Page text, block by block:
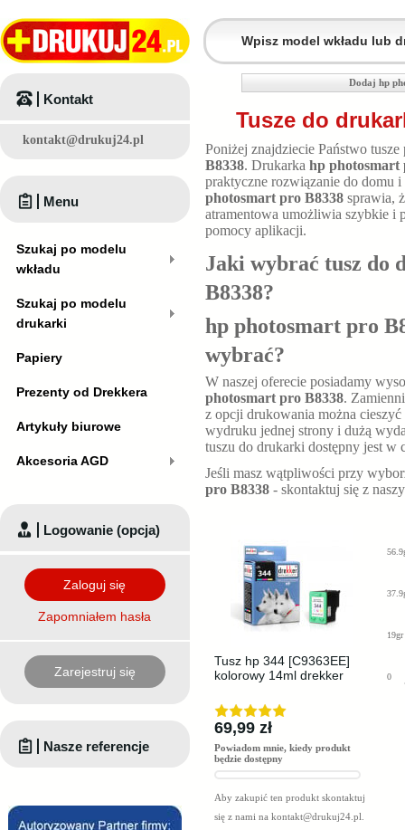
Dodaj hp
Tusze do
Poniżej znajdziecie Państwo
B8338. Drukarka hp photosmart
praktyczne rozwiązanie do domu
photosmart pro B8338 sprawia,
atramentowa umożliwia szybkie i
pomocy aplikacji.
Jaki wybrać tusz
B8338?
hp photosmart pro
wybrać?
W naszej oferecie posiadamy
photosmart pro B8338.
z opcji drukowania można
wydruku jednej strony i dużą
tuszu do drukarki dostępny jest w
Jeśli masz wątpliwości przy
pro B8338 - skontaktuj się z
Tusz hp 344 [C9363EE]
kolorowy 14ml drekker
69,99 zł
Powiadom mnie, kiedy produkt
będzie dostępny
Aby zakupić ten produkt skontaktuj
się z nami na kontakt@drukuj24.pl
19gr
0
Kontakt
kontakt@drukuj24.pl
Menu
Szukaj po modelu
wkładu
Szukaj po modelu
drukarki
Papiery
Prezenty od Drekkera
Artykuły biurowe
Akcesoria AGD
Logowanie (opcja)
Zaloguj się
Zapomniałem hasła
Zarejestruj się
Nasze referencje